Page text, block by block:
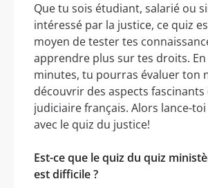
Que tu sois étudiant, salarié ou
intéressé par la justice, ce quiz
moyen de tester tes
apprendre plus sur tes droits.
minutes, tu pourras évaluer ton
découvrir des aspects
judiciaire français. Alors lance-
avec le quiz du justice!
Est-ce que le quiz du quiz
est difficile ?